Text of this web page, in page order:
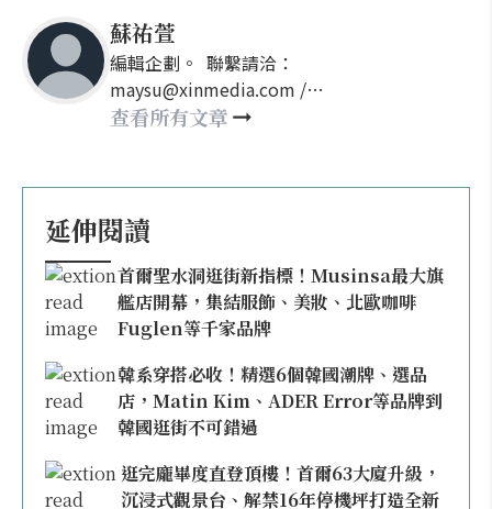
蘇祐萱
編輯企劃。 聯繫請洽：
maysu@xinmedia.com /
may860527@gmail.com
查看所有文章
延伸閱讀
首爾聖水洞逛街新指標！Musinsa最大旗
艦店開幕，集結服飾、美妝、北歐咖啡
Fuglen等千家品牌
韓系穿搭必收！精選6個韓國潮牌、選品
店，Matin Kim、ADER Error等品牌到
韓國逛街不可錯過
逛完龐畢度直登頂樓！首爾63大廈升級，
沉浸式觀景台、解禁16年停機坪打造全新